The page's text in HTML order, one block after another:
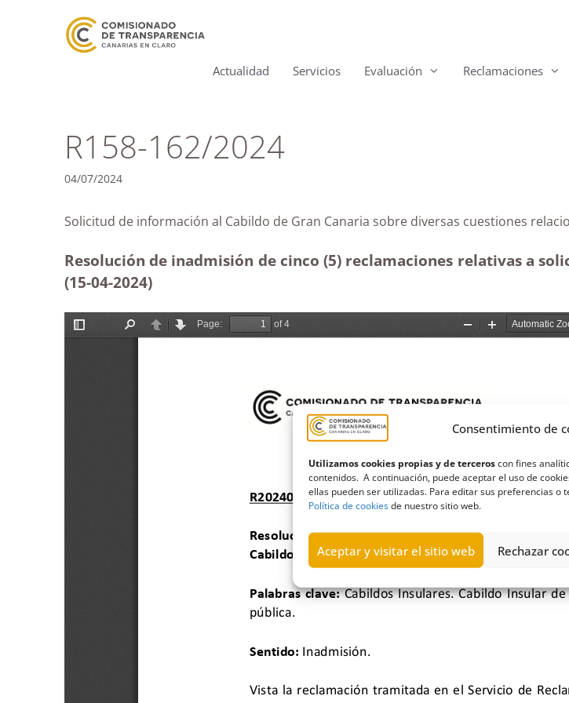
Consentimiento de
Utilizamos cookies propias y de terceroscon fines
contenidos. A continuación, puede aceptar el uso de
ellas pueden ser utilizadas. Para editar sus preferencias o
Política de cookiesde nuestro sitio web.
Aceptar y visitar el sitio web Rechazar
Actualidad Servicios Evaluación Reclamaciones
R158-162/2024
04/07/2024
Solicitud de información al Cabildo de Gran Canaria sobre diversas
Resolución de inadmisión de cinco (5) reclamaciones relativas a
(15-04-2024)